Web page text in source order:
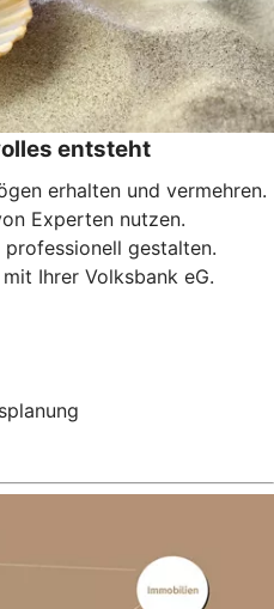
entsteht
erhalten und vermehren.
Experten nutzen.
gestalten.
Ihrer Volksbank eG.